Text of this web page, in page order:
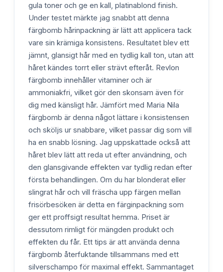
gula toner och ge en kall, platinablond finish.
Under testet märkte jag snabbt att denna
färgbomb hårinpackning är lätt att applicera tack
vare sin krämiga konsistens. Resultatet blev ett
jämnt, glansigt hår med en tydlig kall ton, utan att
håret kändes torrt eller strävt efteråt. Revlon
färgbomb innehåller vitaminer och är
ammoniakfri, vilket gör den skonsam även för
dig med känsligt hår. Jämfört med Maria Nila
färgbomb är denna något lättare i konsistensen
och sköljs ur snabbare, vilket passar dig som vill
ha en snabb lösning. Jag uppskattade också att
håret blev lätt att reda ut efter användning, och
den glansgivande effekten var tydlig redan efter
första behandlingen. Om du har blonderat eller
slingrat hår och vill fräscha upp färgen mellan
frisörbesöken är detta en färginpackning som
ger ett proffsigt resultat hemma. Priset är
dessutom rimligt för mängden produkt och
effekten du får. Ett tips är att använda denna
färgbomb återfuktande tillsammans med ett
silverschampo för maximal effekt. Sammantaget